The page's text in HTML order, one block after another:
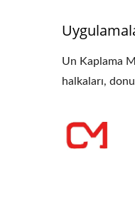
Un Kaplama
halkaları,
Rulolu